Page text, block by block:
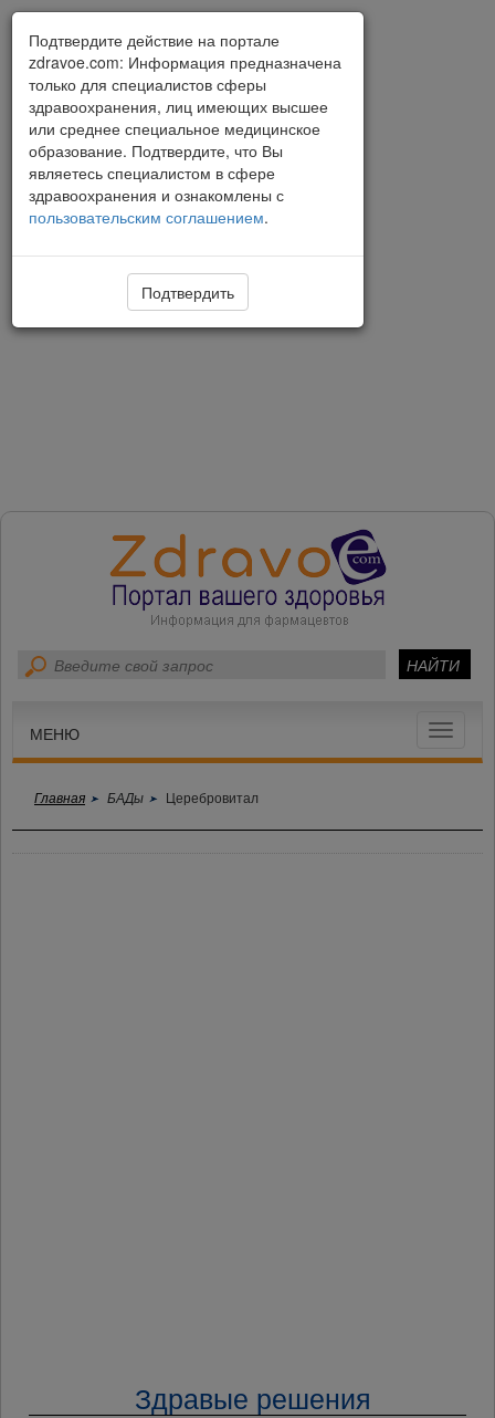
Toggle
МЕНЮ
Главная БАДы Церебровитал
Здравые решения
Подтвердите действие на портале
zdravoe.com: Информация предназначена
только для специалистов сферы
здравоохранения, лиц имеющих высшее
или среднее специальное медицинское
образование. Подтвердите, что Вы
являетесь специалистом в сфере
здравоохранения и ознакомлены с
пользовательским соглашением.
Подтвердить